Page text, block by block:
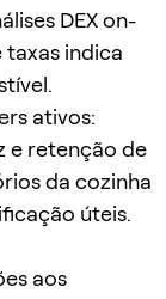
DEX on-
indica
ativos:
e retenção de
da cozinha
úteis.
aos